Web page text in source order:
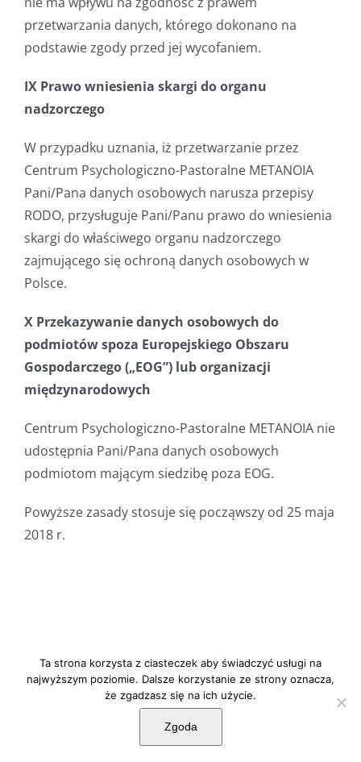
przetwarzania danych, którego dokonano na
podstawie zgody przed jej wycofaniem.
IX Prawo wniesienia skargi do organu
nadzorczego
W przypadku uznania, iż przetwarzanie przez
Centrum Psychologiczno-Pastoralne METANOIA
Pani/Pana danych osobowych narusza przepisy
RODO, przysługuje Pani/Panu prawo do wniesienia
skargi do właściwego organu nadzorczego
zajmującego się ochroną danych osobowych w
Polsce.
X Przekazywanie danych osobowych do
podmiotów spoza Europejskiego Obszaru
Gospodarczego („EOG”) lub organizacji
międzynarodowych
Centrum Psychologiczno-Pastoralne METANOIA nie
udostępnia Pani/Pana danych osobowych
podmiotom mającym siedzibę poza EOG.
Powyższe zasady stosuje się począwszy od 25 maja
2018 r.
© CPP Metanoia 2020 | Wszystkie prawa zastrzeżone
Facebook
Ta strona korzysta z ciasteczek aby świadczyć usługi na
najwyższym poziomie. Dalsze korzystanie ze strony oznacza,
że zgadzasz się na ich użycie.
Zgoda